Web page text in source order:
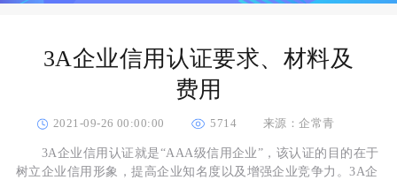
3A企业信用认证要求、材料及
费用
2021-09-26 00:00:00 5714 来源：企常青
3A企业信用认证就是“AAA级信用企业”，该认证的目的在于
树立企业信用形象，提高企业知名度以及增强企业竞争力。3A企